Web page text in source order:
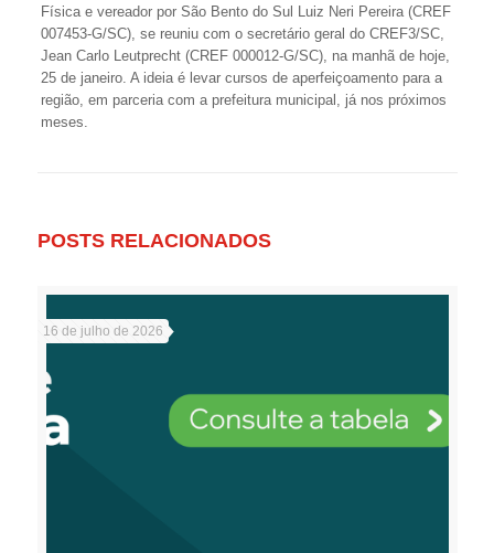
Física e vereador por São Bento do Sul Luiz Neri Pereira (CREF
007453-G/SC), se reuniu com o secretário geral do CREF3/SC,
Jean Carlo Leutprecht (CREF 000012-G/SC), na manhã de hoje,
25 de janeiro. A ideia é levar cursos de aperfeiçoamento para a
região, em parceria com a prefeitura municipal, já nos próximos
meses.
POSTS RELACIONADOS
16 de julho de 2026